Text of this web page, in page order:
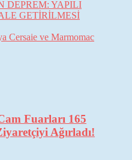
DEPREM: YAPILI
GETİRİLMESİ
Cersaie ve Marmomac
Fuarları 165
Ağırladı!